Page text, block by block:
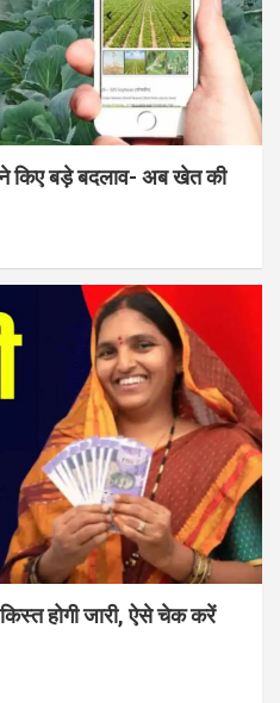
ने किए बड़े बदलाव- अब खेत की
होगी जारी, ऐसे चेक करें